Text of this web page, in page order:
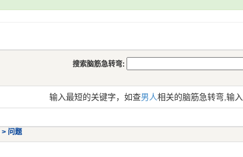
搜索脑筋急转弯:
输入最短的关键字，如查男人相关的脑筋急转弯,输入
> 问题